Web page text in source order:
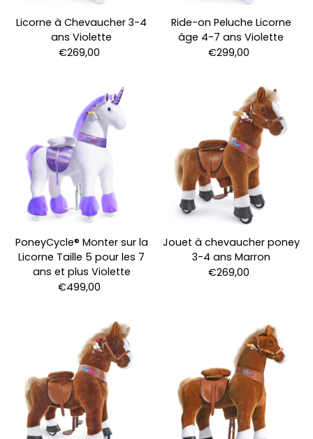
Licorne à Chevaucher 3-4
ans Violette
€269,00
Ride-on Peluche Licorne
âge 4-7 ans Violette
€299,00
PoneyCycle® Monter sur la
Licorne Taille 5 pour les 7
ans et plus Violette
€499,00
Jouet à chevaucher poney
3-4 ans Marron
€269,00